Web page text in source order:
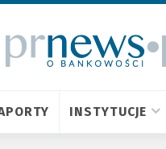
INSTYTUCJE